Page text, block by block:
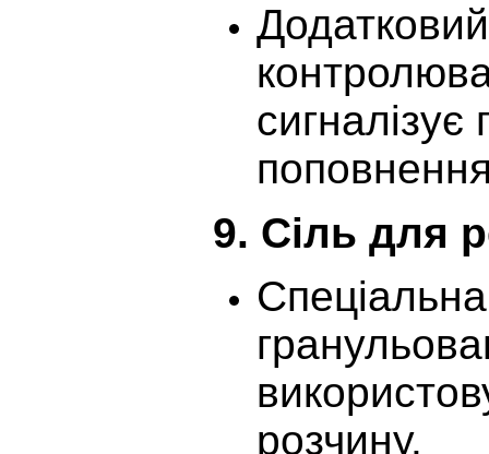
сигналізує
9. Сіль для
розчину.